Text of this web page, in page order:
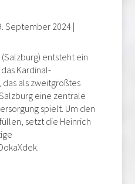
September 2024 |
entsteht ein
Kardinal-
als zweitgrößtes
eine zentrale
spielt. Um den
setzt die Heinrich